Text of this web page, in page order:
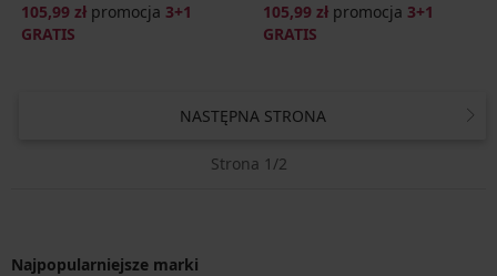
105,99 zł promocja 3+1
GRATIS
105,99 zł promocja 3+1
GRATIS
NASTĘPNA STRONA
Strona 1/2
Najpopularniejsze marki